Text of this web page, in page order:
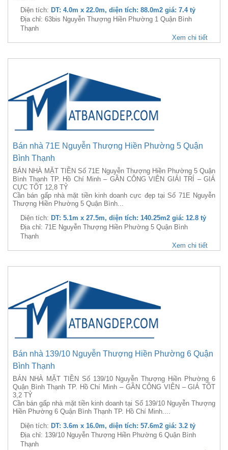
Diện tích: DT: 4.0m x 22.0m, diện tích: 88.0m2 giá: 7.4 tỷ
Địa chỉ: 63bis Nguyễn Thượng Hiền Phường 1 Quận Bình
Thạnh
Xem chi tiết
Bán nhà 71E Nguyễn Thượng Hiền Phường 5 Quận
Bình Thạnh
BÁN NHÀ MẶT TIỀN Số 71E Nguyễn Thượng Hiền Phường 5 Quận
Bình Thạnh TP. Hồ Chí Minh – GẦN CÔNG VIÊN GIẢI TRÍ – GIÁ
CỰC TỐT 12,8 TỶ
Cần bán gấp nhà mặt tiền kinh doanh cực đẹp tại Số 71E Nguyễn
Thượng Hiền Phường 5 Quận Bình...
Diện tích: DT: 5.1m x 27.5m, diện tích: 140.25m2 giá: 12.8 tỷ
Địa chỉ: 71E Nguyễn Thượng Hiền Phường 5 Quận Bình
Thạnh
Xem chi tiết
Bán nhà 139/10 Nguyễn Thượng Hiền Phường 6 Quận
Bình Thạnh
BÁN NHÀ MẶT TIỀN Số 139/10 Nguyễn Thượng Hiền Phường 6
Quận Bình Thạnh TP. Hồ Chí Minh – GẦN CÔNG VIÊN – GIÁ TỐT
3,2 TỶ
Cần bán gấp nhà mặt tiền kinh doanh tại Số 139/10 Nguyễn Thượng
Hiền Phường 6 Quận Bình Thạnh TP. Hồ Chí Minh....
Diện tích: DT: 3.6m x 16.0m, diện tích: 57.6m2 giá: 3.2 tỷ
Địa chỉ: 139/10 Nguyễn Thượng Hiền Phường 6 Quận Bình
Thạnh